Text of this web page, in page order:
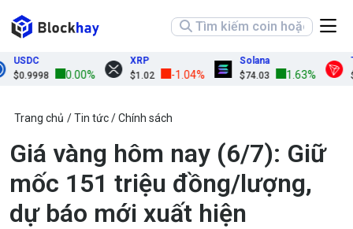
0.00%
XRP
$1.02
-1.04%
Solana
$74.03
1.63%
Trang chủ Tin tức Chính sách
Giá vàng hôm nay (6/7): Giữ
mốc 151 triệu đồng/lượng,
dự báo mới xuất hiện